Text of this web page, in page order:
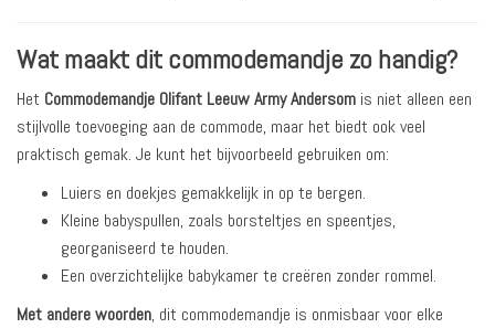
Wat maakt dit commodemandje zo handig?
Het Commodemandje Olifant Leeuw Army Andersom is niet alleen een
stijlvolle toevoeging aan de commode, maar het biedt ook veel
praktisch gemak. Je kunt het bijvoorbeeld gebruiken om:
Luiers en doekjes gemakkelijk in op te bergen.
Kleine babyspullen, zoals borsteltjes en speentjes,
georganiseerd te houden.
Een overzichtelijke babykamer te creëren zonder rommel.
Met andere woorden, dit commodemandje is onmisbaar voor elke